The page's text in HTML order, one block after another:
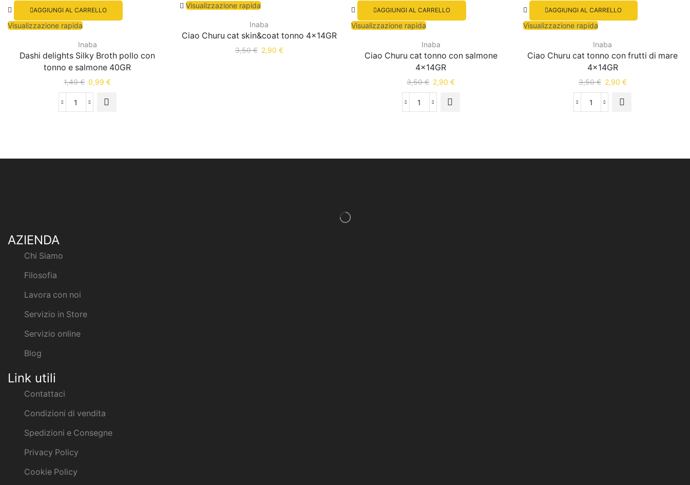
AGGIUNGI AL CARRELLO
Visualizzazione rapida
Inaba
Dashi delights Silky Broth pollo con
tonno e salmone 40GR
1,49€ 0,99€
Visualizzazione rapida
Inaba
Ciao Churu cat skin&coat tonno 4x14GR
3,50€ 2,90 €
AGGIUNGI AL CARRELLO
Visualizzazione rapida
Inaba
Ciao Churu cat tonno con salmone
4x14GR
3,50€ 2,90€
AGGIUNGI AL CARRELLO
Visualizzazione rapida
Inaba
Ciao Churu cat tonno con frutti di mare
4x14GR
3,50€ 2,90 €
AZIENDA
Chi Siamo
Filosofia
Lavora con noi
Servizio in Store
Servizio online
Blog
Link utili
Contattaci
Condizioni di vendita
Spedizioni e Consegne
Privacy Policy
Cookie Policy